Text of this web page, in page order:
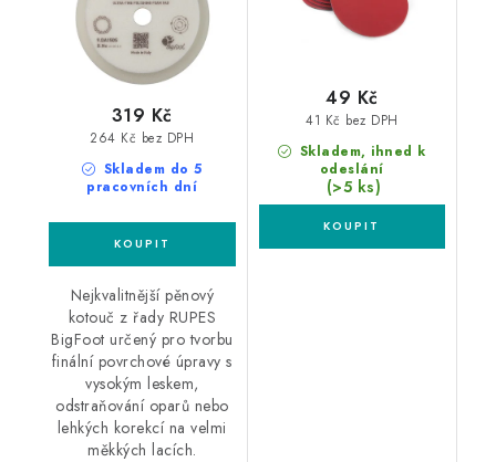
Skladem do 5
pracovních dní
264 Kč bez DPH
319 Kč
Nejkvalitnější pěnový
kotouč z řady RUPES
BigFoot určený pro tvorbu
finální povrchové úpravy s
vysokým leskem,
odstraňování oparů nebo
lehkých korekcí na velmi
měkkých lacích.
Skladem, ihned k
odeslání
(>5 ks)
41 Kč bez DPH
49 Kč